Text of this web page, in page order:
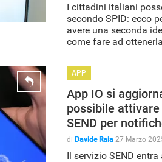
I cittadini italiani
secondo SPID: ecco
avere una seconda
come fare ad ottenerla
APP
App IO si
possibile
SEND per
PA
di Davide Raia 27 Marzo
Il servizio SEND